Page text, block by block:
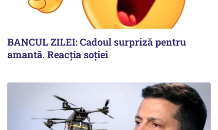
BANCUL ZILEI: Cadoul surpriză pentru
amantă. Reacția soției